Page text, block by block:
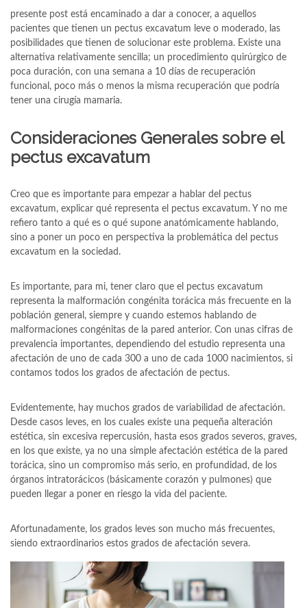
presente post está encaminado a dar a conocer, a aquellos
pacientes que tienen un pectus excavatum leve o moderado, las
posibilidades que tienen de solucionar este problema. Existe una
alternativa relativamente sencilla; un procedimiento quirúrgico de
poca duración, con una semana a 10 días de recuperación
funcional, poco más o menos la misma recuperación que podría
tener una cirugía mamaria.
Consideraciones Generales sobre el
pectus excavatum
Creo que es importante para empezar a hablar del pectus
excavatum, explicar qué representa el pectus excavatum. Y no me
refiero tanto a qué es o qué supone anatómicamente hablando,
sino a poner un poco en perspectiva la problemática del pectus
excavatum en la sociedad.
Es importante, para mi, tener claro que el pectus excavatum
representa la malformación congénita torácica más frecuente en la
población general, siempre y cuando estemos hablando de
malformaciones congénitas de la pared anterior. Con unas cifras de
prevalencia importantes, dependiendo del estudio representa una
afectación de uno de cada 300 a uno de cada 1000 nacimientos, si
contamos todos los grados de afectación de pectus.
Evidentemente, hay muchos grados de variabilidad de afectación.
Desde casos leves, en los cuales existe una pequeña alteración
estética, sin excesiva repercusión, hasta esos grados severos, graves,
en los que existe, ya no una simple afectación estética de la pared
torácica, sino un compromiso más serio, en profundidad, de los
órganos intratorácicos (básicamente corazón y pulmones) que
pueden llegar a poner en riesgo la vida del paciente.
Afortunadamente, los grados leves son mucho más frecuentes,
siendo extraordinarios estos grados de afectación severa.